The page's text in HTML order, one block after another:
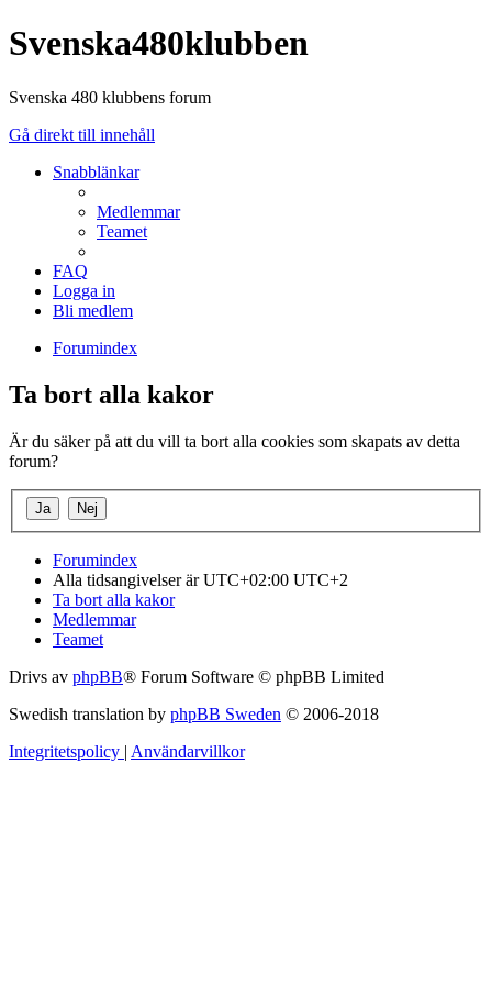
Svenska480klubben
Svenska 480 klubbens forum
Gå direkt till innehåll
Snabblänkar
Medlemmar
Teamet
FAQ
Logga in
Bli medlem
Forumindex
Ta bort alla kakor
Är du säker på att du vill ta bort alla cookies som skapats av detta
forum?
Forumindex
Alla tidsangivelser är UTC+02:00 UTC+2
Ta bort alla kakor
Medlemmar
Teamet
Drivs av phpBB® Forum Software © phpBB Limited
Swedish translation by phpBB Sweden © 2006-2018
Integritetspolicy | Användarvillkor